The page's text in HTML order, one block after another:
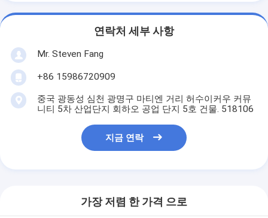
연락처 세부 사항
Mr. Steven Fang
+86 15986720909
중국 광동성 심천 광명구 마티엔 거리 허수이커우 커뮤
니티 5차 산업단지 회하오 공업 단지 5호 건물. 518106
지금 연락
가장 저렴 한 가격 으로